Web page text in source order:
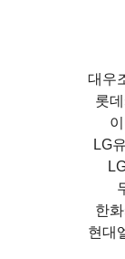
대우
롯
LG
한
현대